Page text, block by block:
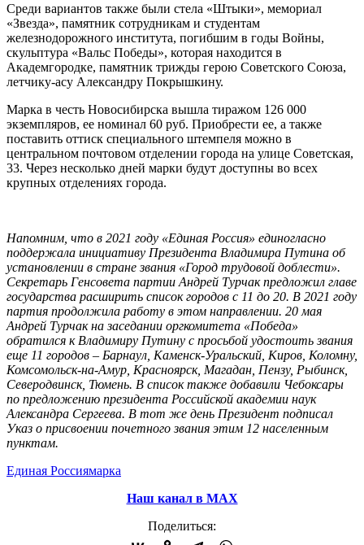
Среди вариантов также были стела «Штыки», мемориал
«Звезда», памятник сотрудникам и студентам
железнодорожного института, погибшим в годы Войны,
скульптура «Вальс Победы», которая находится в
Академгородке, памятник трижды герою Советского Союза,
летчику-асу Александру Покрышкину.
Марка в честь Новосибирска вышла тиражом 126 000
экземпляров, ее номинал 60 руб. Приобрести ее, а также
поставить оттиск специального штемпеля можно в
центральном почтовом отделении города на улице Советская,
33. Через несколько дней марки будут доступны во всех
крупных отделениях города.
Напомним, что в 2021 году «Единая Россия» единогласно
поддержала инициативу Президента Владимира Путина об
установлении в стране звания «Город трудовой доблести».
Секретарь Генсовета партии Андрей Турчак предложил главе
государства расширить список городов с 11 до 20. В 2021 году
партия продолжила работу в этом направлении. 20 мая
Андрей Турчак на заседании оргкомитета «Победа»
обратился к Владимиру Путину с просьбой удостоить звания
еще 11 городов – Барнаул, Каменск-Уральский, Киров, Коломну,
Комсомольск-на-Амур, Красноярск, Магадан, Пензу, Рыбинск,
Северодвинск, Тюмень. В список также добавили Чебоксары
по предложению президента Российской академии наук
Александра Сергеева. В тот же день Президент подписал
Указ о присвоении почетного звания этим 12 населенным
пунктам.
Единая Россиямарка
Наш канал в МАХ
Поделиться: